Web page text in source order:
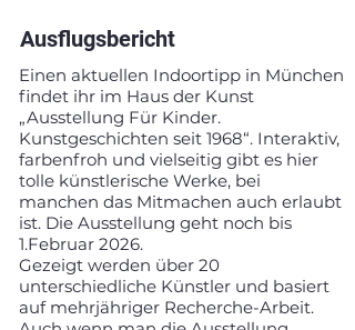
Ausflugsbericht
Einen aktuellen Indoortipp in München
findet ihr im Haus der Kunst
„Ausstellung Für Kinder.
Kunstgeschichten seit 1968“. Interaktiv,
farbenfroh und vielseitig gibt es hier
tolle künstlerische Werke, bei
manchen das Mitmachen auch erlaubt
ist. Die Ausstellung geht noch bis
1.Februar 2026.
Gezeigt werden über 20
unterschiedliche Künstler und basiert
auf mehrjähriger Recherche-Arbeit.